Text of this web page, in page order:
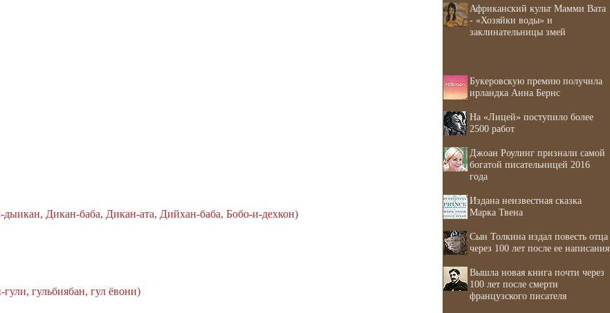
дыикан, Дикан-баба, Дикан-ата, Дийхан-баба, Бобо-и-дехкон)
гульбиябан, гул ёвони)
Африканский культ Мамми Вата
- «Хозяйки воды» и
заклинательницы змей
Букеровскую премию получила
ирландка Анна Бернс
На «Лицей» поступило более
2500 работ
Джоан Роулинг признали самой
богатой писательницей 2016
года
Издана неизвестная сказка
Марка Твена
Сын Толкина издал повесть отца
через 100 лет после ее написания
Вышла новая книга почти через
100 лет после смерти
французского писателя